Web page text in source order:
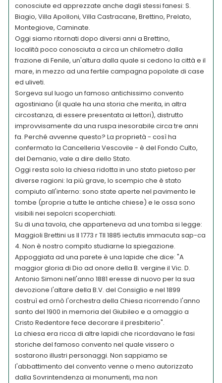
conosciute ed apprezzate anche dagli stessi fanesi: S.
Biagio, Villa Apolloni, Villa Castracane, Brettino, Prelato,
Montegiove, Caminate.
Oggi siamo ritornati dopo diversi anni a Brettino,
località poco conosciuta a circa un chilometro dalla
frazione di Fenile, un'altura dalla quale si cedono la città e il
mare, in mezzo ad una fertile campagna popolate di case
ed uliveti.
Sorgeva sul luogo un famoso antichissimo convento
agostiniano (il quale ha una storia che merita, in altra
circostanza, di essere presentata ai lettori), distrutto
improvvisamente da una ruspa inesorabile circa tre anni
fa. Perché avvenne questo? La proprietà - così ha
confermato la Cancelleria Vescovile - è del Fondo Culto,
del Demanio, vale a dire dello Stato.
Oggi resta solo la chiesa ridotta in uno stato pietoso per
diverse ragioni: la più grave, lo scempio che è stato
compiuto all'interno: sono state aperte nel pavimento le
tombe (proprie a tutte le antiche chiese) e le ossa sono
visibili nei sepolcri scoperchiati.
Su di una tavola, che apparteneva ad una tomba si legge:
Maggioli Brettini us II 1773 r TII 1885 iectutis immacuta sap-ca
4. Non è nostro compito studiarne la spiegazione.
Appoggiata ad una parete è una lapide che dice: "A
maggior gloria di Dio ad onore della B. vergine il Vic. D.
Antonio Simoni nell'anno 1881 eresse di nuovo per la sua
devozione l'altare della B.V. del Consiglio e nel 1899
costruì ed ornò l'orchestra della Chiesa ricorrendo l'anno
santo del 1900 in memoria del Giubileo e a omaggio a
Cristo Redentore fece decorare il presbiterio".
La chiesa era ricca di altre lapidi che ricordavano le fasi
storiche del famoso convento nel quale vissero o
sostarono illustri personaggi. Non sappiamo se
l'abbattimento del convento venne o meno autorizzato
dalla Sovrintendenza ai monumenti, ma non